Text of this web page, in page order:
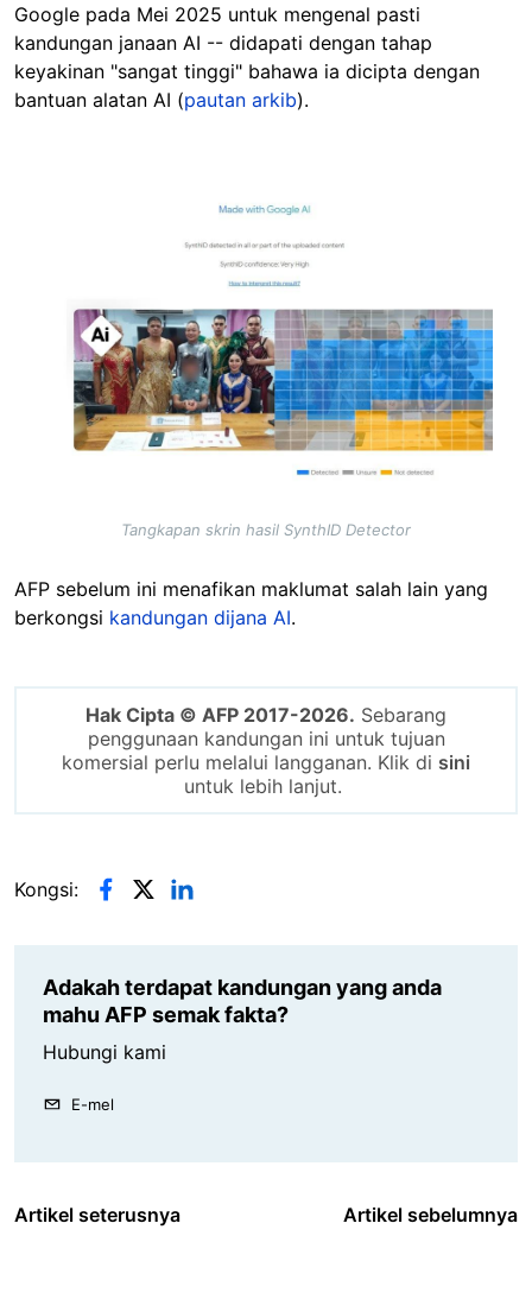
Google pada Mei 2025 untuk mengenal pasti
kandungan janaan AI -- didapati dengan tahap
keyakinan "sangat tinggi" bahawa ia dicipta dengan
bantuan alatan AI (pautan arkib).
Tangkapan skrin hasil SynthID Detector
AFP sebelum ini menafikan maklumat salah lain yang
berkongsi kandungan dijana AI.
Hak Cipta © AFP 2017-2026. Sebarang
penggunaan kandungan ini untuk tujuan
komersial perlu melalui langganan. Klik di sini
untuk lebih lanjut.
Kongsi:
Adakah terdapat kandungan yang anda
mahu AFP semak fakta?
Hubungi kami
E-mel
Artikel seterusnya Artikel sebelumnya